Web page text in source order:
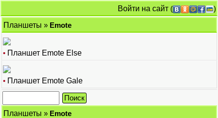
Войти на сайт (
)
Планшеты » Emote
• Планшет Emote Else
• Планшет Emote Gale
Планшеты » Emote